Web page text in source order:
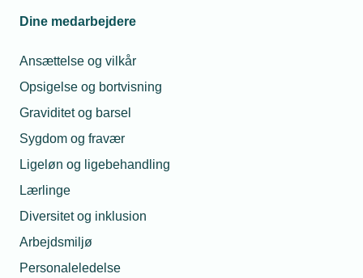
Dine medarbejdere
Ansættelse og vilkår
Opsigelse og bortvisning
Graviditet og barsel
Sygdom og fravær
Ligeløn og ligebehandling
Lærlinge
Diversitet og inklusion
Arbejdsmiljø
Personaleledelse
bæredygtighed
Publiceret:
12. okt. 2023
Skrevet af: Mads Hagemann Petersen